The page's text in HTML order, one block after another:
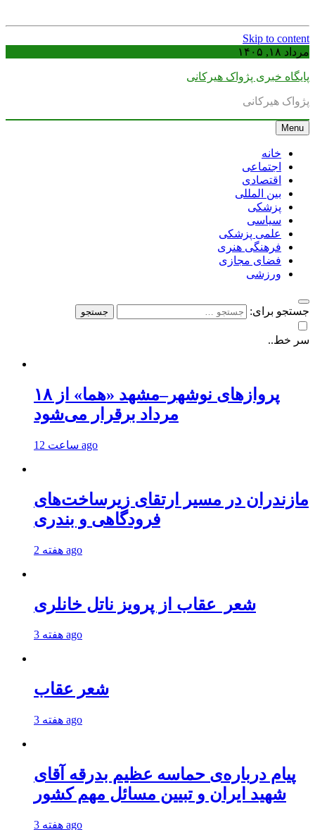
Skip to content
مرداد ۱۸, ۱۴۰۵
پایگاه خبری پژواک هیرکانی
پژواک هیرکانی
Menu
خانه
اجتماعی
اقتصادی
بین المللی
پزشکی
سیاسی
علمی پزشکی
فرهنگی هنری
فضای مجازی
ورزشی
جستجو برای:
سر خط..
پروازهای نوشهر–مشهد «هما» از ۱۸
مرداد برقرار می‌شود
12 ساعت ago
مازندران در مسیر ارتقای زیرساخت‌های
فرودگاهی و بندری
2 هفته ago
شعر عقاب از پرویز ناتل خانلری
3 هفته ago
شعر عقاب
3 هفته ago
پیام درباره‌ی حماسه عظیم بدرقه آقای
شهید ایران و تبیین مسائل مهم کشور
3 هفته ago